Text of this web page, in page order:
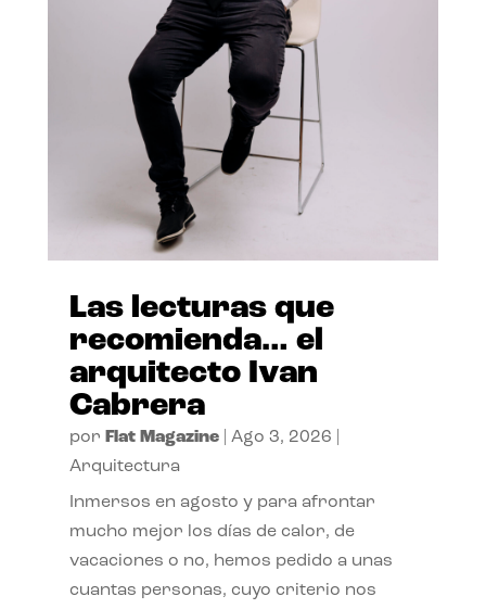
Las lecturas que
recomienda… el
arquitecto Ivan
Cabrera
por Flat Magazine| Ago 3, 2026
Arquitectura
Inmersos en agosto y para afrontar
mucho mejor los días de calor, de
vacaciones o no, hemos pedido a unas
cuantas personas, cuyo criterio nos